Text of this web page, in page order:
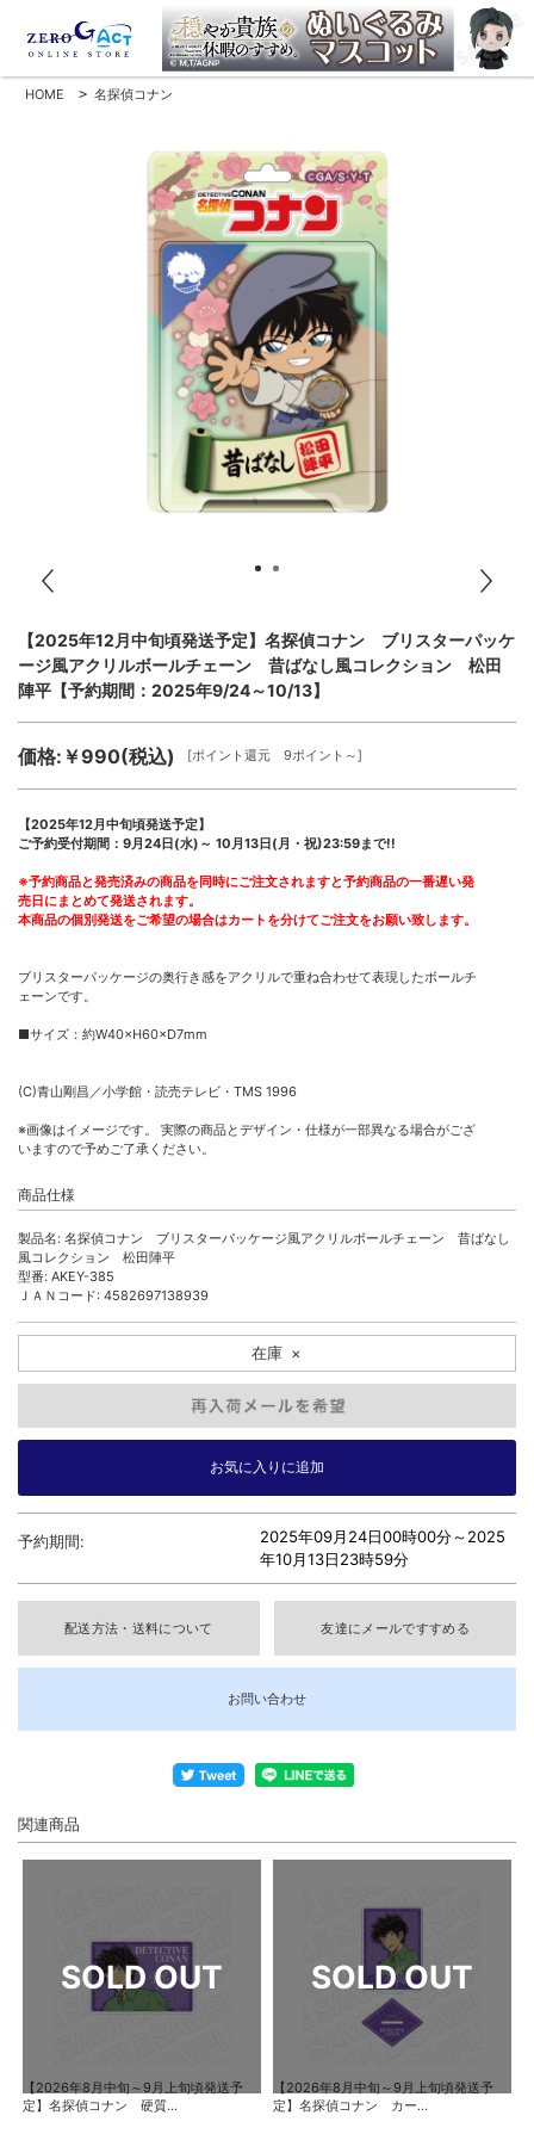
HOME > 名探偵コナン
【2025年12月中旬頃発送予定】名探偵コナン ブリスターパッケ
ージ風アクリルボールチェーン 昔ばなし風コレクション 松田
陣平【予約期間：2025年9/24～10/13】
価格:￥990(税込) [ポイント還元 9ポイント～]
【2025年12月中旬頃発送予定】
ご予約受付期間：9月24日(水)～ 10月13日(月・祝)23:59まで!!
※予約商品と発売済みの商品を同時にご注文されますと予約商品の一番遅い発
売日にまとめて発送されます。
本商品の個別発送をご希望の場合はカートを分けてご注文をお願い致します。
ブリスターパッケージの奥行き感をアクリルで重ね合わせて表現したボールチ
ェーンです。
■サイズ：約W40×H60×D7mm
(C)青山剛昌／小学館・読売テレビ・TMS 1996
※画像はイメージです。 実際の商品とデザイン・仕様が一部異なる場合がござ
いますので予めご了承ください。
商品仕様
製品名: 名探偵コナン ブリスターパッケージ風アクリルボールチェーン 昔ばなし
風コレクション 松田陣平
型番: AKEY-385
ＪＡＮコード: 4582697138939
在庫 ×
予約期間: 2025年09月24日00時00分～2025
年10月13日23時59分
配送方法・送料について 友達にメールですすめる
お問い合わせ
関連商品
【2026年8月中旬～9月上旬頃発送予
定】名探偵コナン 硬質...
【2026年8月中旬～9月上旬頃発送予
定】名探偵コナン カー...